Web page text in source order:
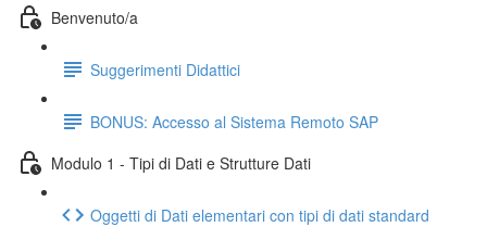
Benvenuto/a
Suggerimenti Didattici
BONUS: Accesso al Sistema Remoto SAP
Modulo 1 - Tipi di Dati e Strutture Dati
Oggetti di Dati elementari con tipi di dati standard